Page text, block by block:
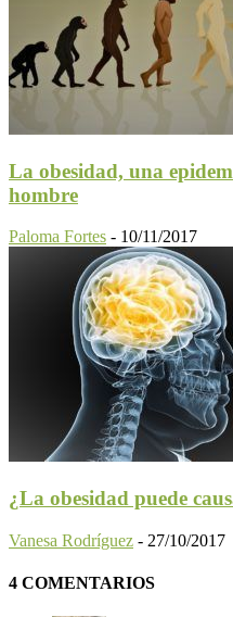
La obesidad, una
hombre
Paloma Fortes - 10/11/2017
¿La obesidad puede
Vanesa Rodríguez - 27/10/2017
4 COMENTARIOS